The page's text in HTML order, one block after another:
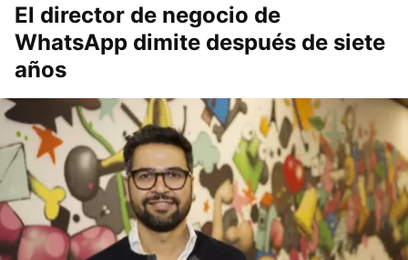
El director de negocio de
WhatsApp dimite después de siete
años